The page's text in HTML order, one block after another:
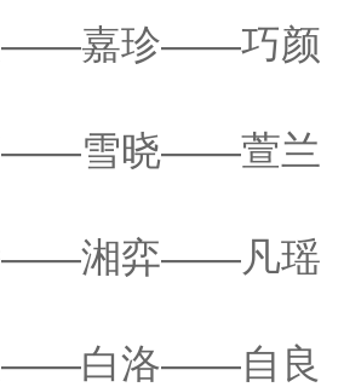
——嘉珍——巧颜
——雪晓——萱兰
——湘弈——凡瑶
——白洛——自良